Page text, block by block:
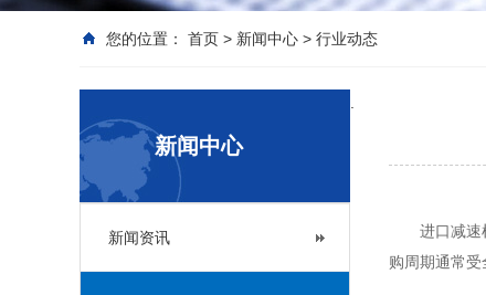
您的位置： 首页 > 新闻中心 > 行业动态
新闻中心
新闻资讯
进口减速
购周期通常受